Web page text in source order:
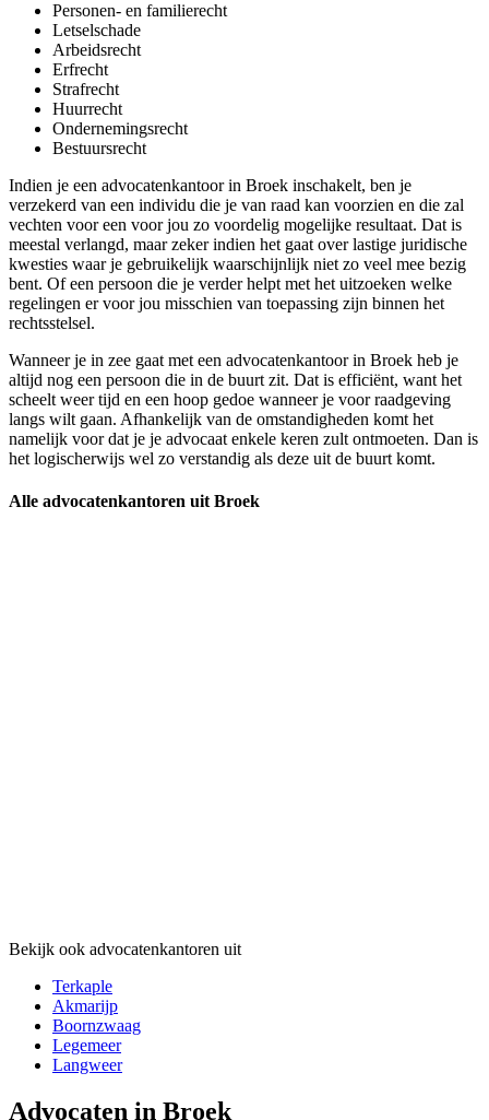
Personen- en familierecht
Letselschade
Arbeidsrecht
Erfrecht
Strafrecht
Huurrecht
Ondernemingsrecht
Bestuursrecht
Indien je een advocatenkantoor in Broek inschakelt, ben je
verzekerd van een individu die je van raad kan voorzien en die zal
vechten voor een voor jou zo voordelig mogelijke resultaat. Dat is
meestal verlangd, maar zeker indien het gaat over lastige juridische
kwesties waar je gebruikelijk waarschijnlijk niet zo veel mee bezig
bent. Of een persoon die je verder helpt met het uitzoeken welke
regelingen er voor jou misschien van toepassing zijn binnen het
rechtsstelsel.
Wanneer je in zee gaat met een advocatenkantoor in Broek heb je
altijd nog een persoon die in de buurt zit. Dat is efficiënt, want het
scheelt weer tijd en een hoop gedoe wanneer je voor raadgeving
langs wilt gaan. Afhankelijk van de omstandigheden komt het
namelijk voor dat je je advocaat enkele keren zult ontmoeten. Dan is
het logischerwijs wel zo verstandig als deze uit de buurt komt.
Alle advocatenkantoren uit Broek
Bekijk ook advocatenkantoren uit
Terkaple
Akmarijp
Boornzwaag
Legemeer
Langweer
Advocaten in Broek